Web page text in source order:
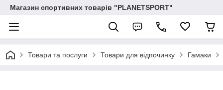
Магазин спортивних товарів "PLANETSPORT"
Товари та послуги Товари для відпочинку Гамаки